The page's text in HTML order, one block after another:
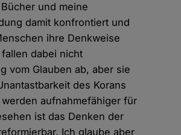
und meine
damit konfrontiert und
ihre Denkweise
dabei nicht
vom Glauben ab, aber sie
des Korans
aufnahmefähiger für
ist das Denken der
Ich glaube aber